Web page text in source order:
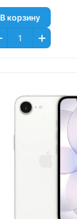
В корзину